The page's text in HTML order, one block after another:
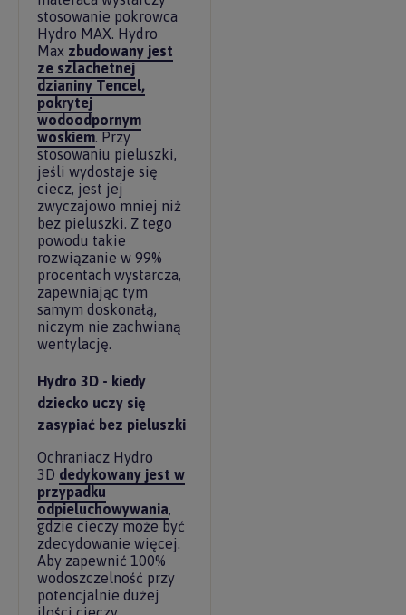
stosowanie pokrowca
Hydro MAX. Hydro
Max zbudowany jest
ze szlachetnej
dzianiny Tencel,
pokrytej
wodoodpornym
woskiem . Przy
stosowaniu pieluszki,
jeśli wydostaje się
ciecz, jest jej
zwyczajowo mniej niż
bez pieluszki. Z tego
powodu takie
rozwiązanie w 99%
procentach wystarcza,
zapewniając tym
samym doskonałą,
niczym nie zachwianą
wentylację.
Hydro 3D - kiedy
dziecko uczy się
zasypiać bez pieluszki
Ochraniacz Hydro
3D dedykowany jest w
przypadku
odpieluchowywania,
gdzie cieczy może być
zdecydowanie więcej.
Aby zapewnić 100%
wodoszczelność przy
potencjalnie dużej